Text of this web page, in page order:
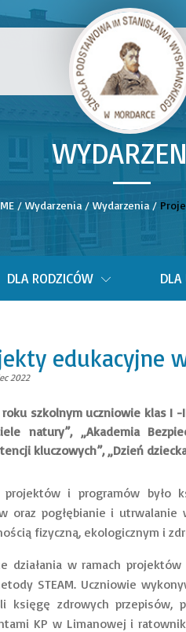
__
/ Wydarzenia / Wydarzenia /
DLA RODZICÓW DLA
edukacyjne
2022
szkolnym uczniowie klas I -
natury”, „Akademia
kluczowych”, „Dzień
projektów i programów było
oraz pogłębianie i utrwalanie
fizyczną, ekologicznym i
działania w ramach
STEAM. Uczniowie
księgę zdrowych przepisów,
KP w Limanowej i